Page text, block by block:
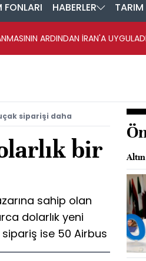
FONLARI HABERLER TARIM
ARDINDAN İRAN'A
siparişi daha
bir
sahip olan
dolarlık yeni
ise 50 Airbus